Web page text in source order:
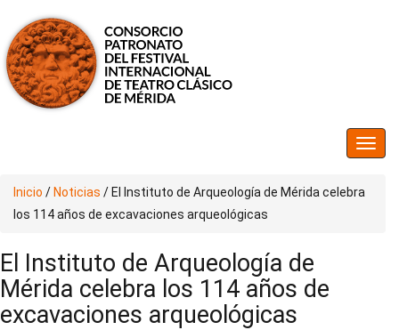
Inicio / Noticias / El Instituto de Arqueología de Mérida celebra
los 114 años de excavaciones arqueológicas
El Instituto de Arqueología de
Mérida celebra los 114 años de
excavaciones arqueológicas